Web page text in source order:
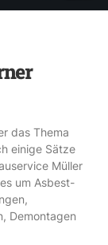
das Thema
einige Sätze
Müller
um Asbest-
Demontagen